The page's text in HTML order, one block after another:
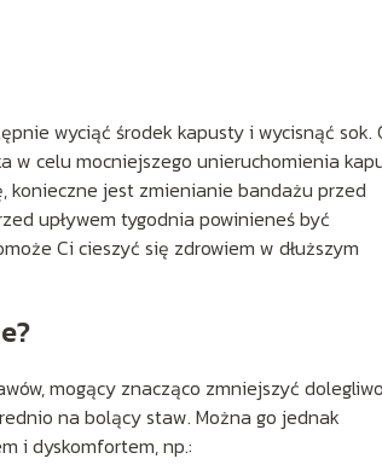
wyciąć środek kapusty i wycisnąć sok.
w celu mocniejszego unieruchomienia
konieczne jest zmienianie bandażu przed
upływem tygodnia powinieneś być
Ci cieszyć się zdrowiem w dłuższym
mogący znacząco zmniejszyć
na bolący staw. Można go jednak
i dyskomfortem, np.: